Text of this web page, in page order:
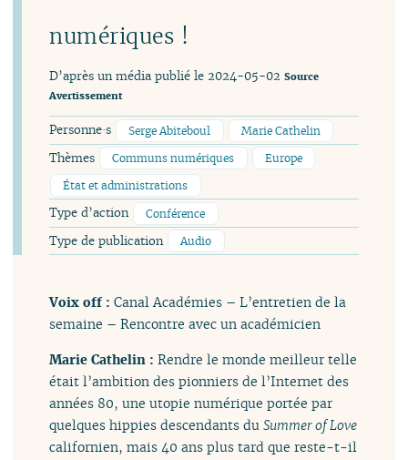
numériques !
D’après un média publié le 2024-05-02 Source
Avertissement
Personne·s Serge Abiteboul Marie Cathelin
Thèmes Communs numériques
Europe
État et administrations
Type d’action Conférence
Type de publication Audio
Voix off :Canal Académies – L’entretien de la
semaine – Rencontre avec un académicien
Marie Cathelin :Rendre le monde meilleur telle
était l’ambition des pionniers de l’Internet des
années 80, une utopie numérique portée par
quelques hippies descendants duSummer of Love
californien, mais 40 ans plus tard que reste-t-il